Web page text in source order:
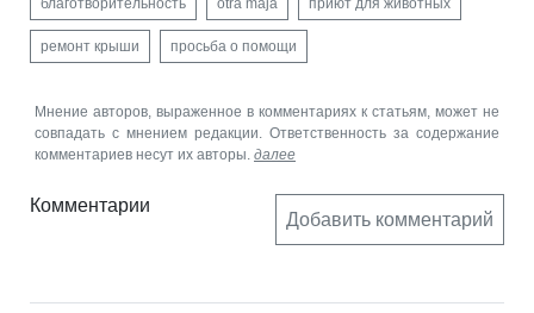
благотворительность otra maja приют для животных
ремонт крыши просьба о помощи
Мнение авторов, выраженное в комментариях к статьям, может не
совпадать с мнением редакции. Ответственность за содержание
комментариев несут их авторы. далее
Комментарии
Добавить комментарий